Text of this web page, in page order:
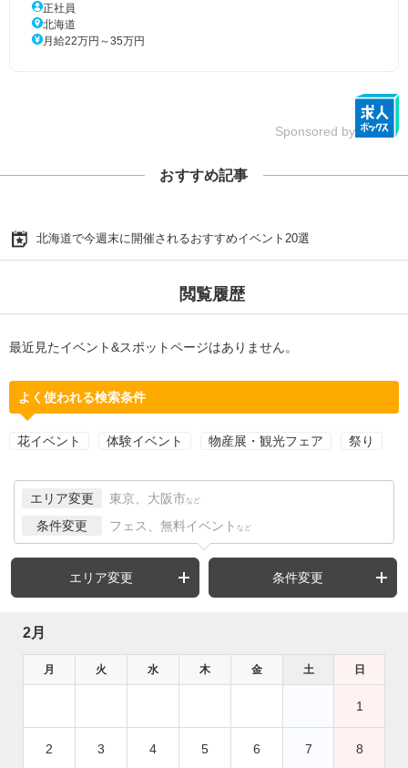
正社員
北海道
月給22万円～35万円
Sponsored by
おすすめ記事
北海道で今週末に開催されるおすすめイベント20選
閲覧履歴
最近見たイベント&スポットページはありません。
よく使われる検索条件
花イベント 体験イベント 物産展・観光フェア 祭り
エリア変更 東京、大阪市 など
条件変更 フェス、無料イベント など
エリア変更 条件変更
2月
月 火 水 木 金 土 日
1
2 3 4 5 6 7 8